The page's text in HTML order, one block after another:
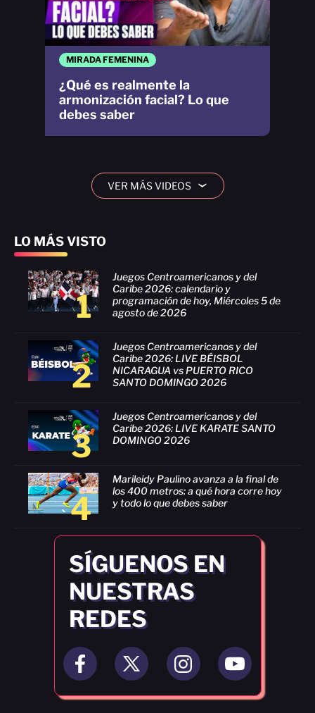
LO MÁS VISTO
1
Juegos Centroamericanos y del
Caribe 2026: calendario y
programación de hoy, Miércoles 5 de
agosto de 2026
2
Juegos Centroamericanos y del
Caribe 2026: LIVE BÉISBOL
NICARAGUA vs PUERTO RICO
SANTO DOMINGO 2026
3
Juegos Centroamericanos y del
Caribe 2026: LIVE KARATE SANTO
DOMINGO 2026
4
Marileidy Paulino avanza a la final de
los 400 metros: a qué hora corre hoy
y todo lo que debes saber
SÍGUENOS EN
NUESTRAS
REDES
MIRADA FEMENINA
¿Qué es realmente la
armonización facial? Lo que
debes saber
VER MÁS VIDEOS ›